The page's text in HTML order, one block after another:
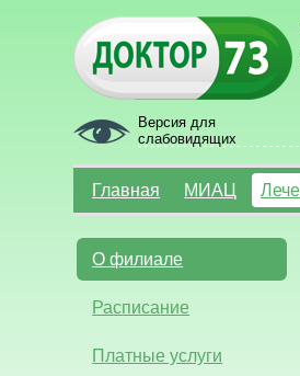
Версия для
слабовидящих
Главная МИАЦ
О филиале
Расписание
Платные услуги